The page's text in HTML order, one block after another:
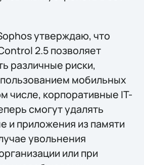
утверждаю, что
2.5 позволяет
различные риски,
мобильных
числе, корпоративные IT-
смогут удалять
и приложения из памяти
увольнения
или при